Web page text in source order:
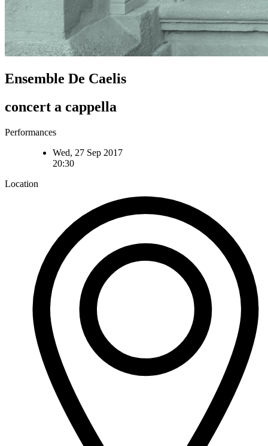
Ensemble De Caelis
concert a cappella
Performances
Wed, 27 Sep 2017
20:30
Location